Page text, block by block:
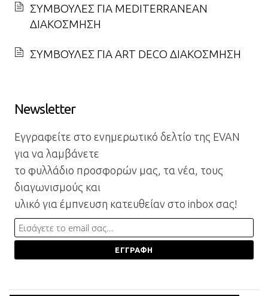
ΣΥΜΒΟΥΛΕΣ ΓΙΑ MEDITERRANEAN
ΔΙΑΚΟΣΜΗΣΗ
ΣΥΜΒΟΥΛΕΣ ΓΙΑ ART DECO ΔΙΑΚΟΣΜΗΣΗ
Newsletter
Εγγραφείτε στο ενημερωτικό δελτίο της EVAN
για να λαμβάνετε
το φυλλάδιο προσφορών μας, τα νέα, τους
διαγωνισμούς και
υλικό για έμπνευση κατευθείαν στο inbox σας!